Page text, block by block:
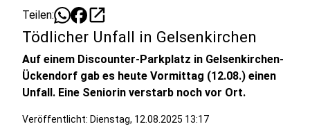
Teilen: open_in_new
Tödlicher Unfall in Gelsenkirchen
Auf einem Discounter-Parkplatz in Gelsenkirchen-
Ückendorf gab es heute Vormittag (12.08.) einen
Unfall. Eine Seniorin verstarb noch vor Ort.
Veröffentlicht: Dienstag, 12.08.2025 13:17